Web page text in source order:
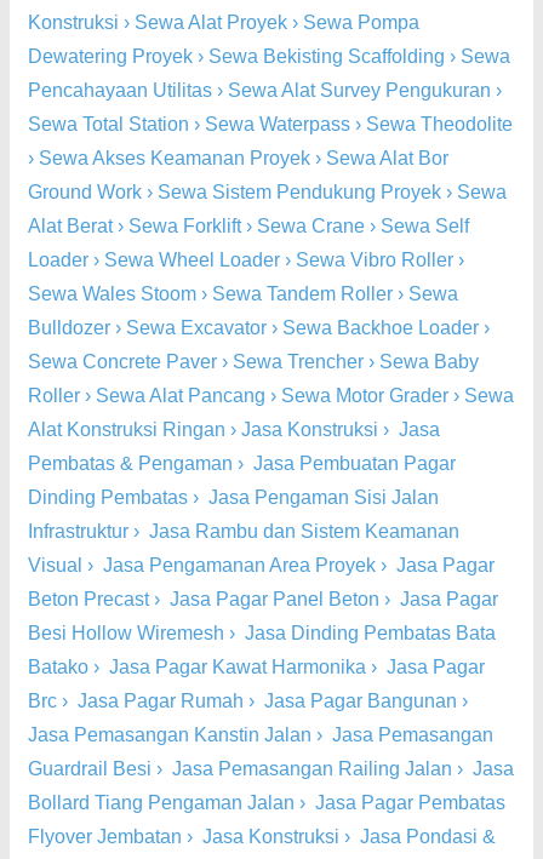
Konstruksi › Sewa Alat Proyek › Sewa Pompa
Dewatering Proyek › Sewa Bekisting Scaffolding › Sewa
Pencahayaan Utilitas › Sewa Alat Survey Pengukuran ›
Sewa Total Station › Sewa Waterpass › Sewa Theodolite
› Sewa Akses Keamanan Proyek › Sewa Alat Bor
Ground Work › Sewa Sistem Pendukung Proyek › Sewa
Alat Berat› Sewa Forklift› Sewa Crane › Sewa Self
Loader › Sewa Wheel Loader › Sewa Vibro Roller ›
Sewa Wales Stoom › Sewa Tandem Roller › Sewa
Bulldozer › Sewa Excavator › Sewa Backhoe Loader ›
Sewa Concrete Paver › Sewa Trencher › Sewa Baby
Roller › Sewa Alat Pancang › Sewa Motor Grader › Sewa
Alat Konstruksi Ringan › Jasa Konstruksi › Jasa
Pembatas & Pengaman › Jasa Pembuatan Pagar
Dinding Pembatas › Jasa Pengaman Sisi Jalan
Infrastruktur › Jasa Rambu dan Sistem Keamanan
Visual › Jasa Pengamanan Area Proyek › Jasa Pagar
Beton Precast› Jasa Pagar Panel Beton › Jasa Pagar
Besi Hollow Wiremesh › Jasa Dinding Pembatas Bata
Batako › Jasa Pagar Kawat Harmonika › Jasa Pagar
Brc › Jasa Pagar Rumah › Jasa Pagar Bangunan ›
Jasa Pemasangan Kanstin Jalan › Jasa Pemasangan
Guardrail Besi › Jasa Pemasangan Railing Jalan › Jasa
Bollard Tiang Pengaman Jalan › Jasa Pagar Pembatas
Flyover Jembatan › Jasa Konstruksi › Jasa Pondasi &